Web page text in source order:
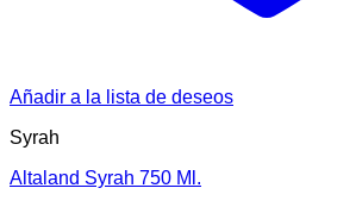
Añadir a la lista de deseos
Syrah
Altaland Syrah 750 Ml.